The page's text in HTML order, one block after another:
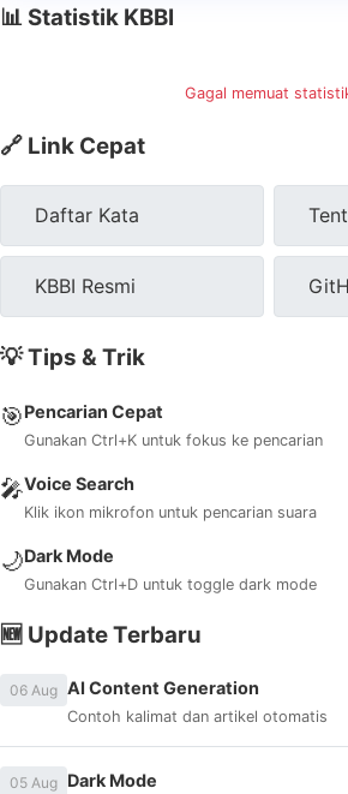
📊 Statistik KBBI
Gagal memuat
🔗 Link Cepat
Daftar Kata
KBBI Resmi
💡 Tips & Trik
🎯Pencarian Cepat
Gunakan Ctrl+K untuk fokus ke pencarian
🎤Voice Search
Klik ikon mikrofon untuk pencarian suara
🌙Dark Mode
Gunakan Ctrl+D untuk toggle dark mode
🆕 Update Terbaru
06 Aug AI Content Generation
Contoh kalimat dan artikel otomatis
05 Aug Dark Mode